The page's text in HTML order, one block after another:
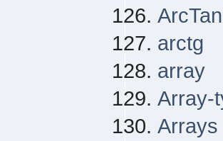
arctg
array
Array-
Arrays